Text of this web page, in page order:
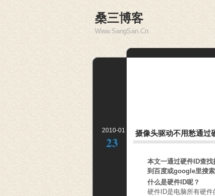
桑三博客
Www.SangSan.Cn
2010-01
23
摄像头驱动不用愁通过
本文一通过硬件ID查
到百度或google里搜
什么是硬件ID呢？
硬件ID是电脑所有硬